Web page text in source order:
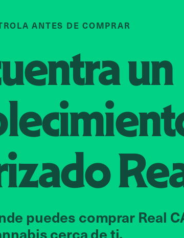
ANTES DE COMPRAR
un
puedes comprar Real
cerca de ti.